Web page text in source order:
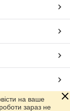
на ваше
зараз не